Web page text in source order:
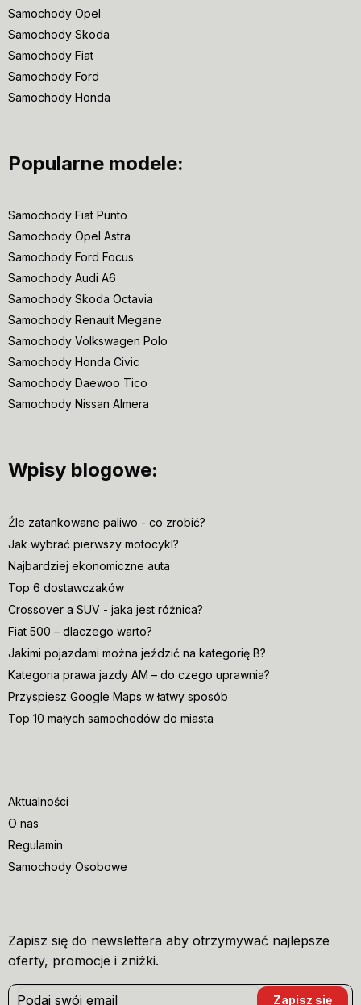
Samochody Opel
Samochody Skoda
Samochody Fiat
Samochody Ford
Samochody Honda
Popularne modele:
Samochody Fiat Punto
Samochody Opel Astra
Samochody Ford Focus
Samochody Audi A6
Samochody Skoda Octavia
Samochody Renault Megane
Samochody Volkswagen Polo
Samochody Honda Civic
Samochody Daewoo Tico
Samochody Nissan Almera
Wpisy blogowe:
Źle zatankowane paliwo - co zrobić?
Jak wybrać pierwszy motocykl?
Najbardziej ekonomiczne auta
Top 6 dostawczaków
Crossover a SUV - jaka jest różnica?
Fiat 500 – dlaczego warto?
Jakimi pojazdami można jeździć na kategorię B?
Kategoria prawa jazdy AM – do czego uprawnia?
Przyspiesz Google Maps w łatwy sposób
Top 10 małych samochodów do miasta
Aktualności
O nas
Regulamin
Samochody Osobowe
Zapisz się do newslettera aby otrzymywać najlepsze
oferty, promocje i zniżki.